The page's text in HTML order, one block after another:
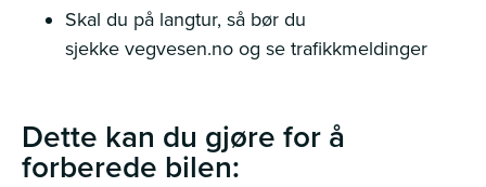
Skal du på langtur, så bør du
sjekke vegvesen.no og se trafikkmeldinger
Dette kan du gjøre for å
forberede bilen: